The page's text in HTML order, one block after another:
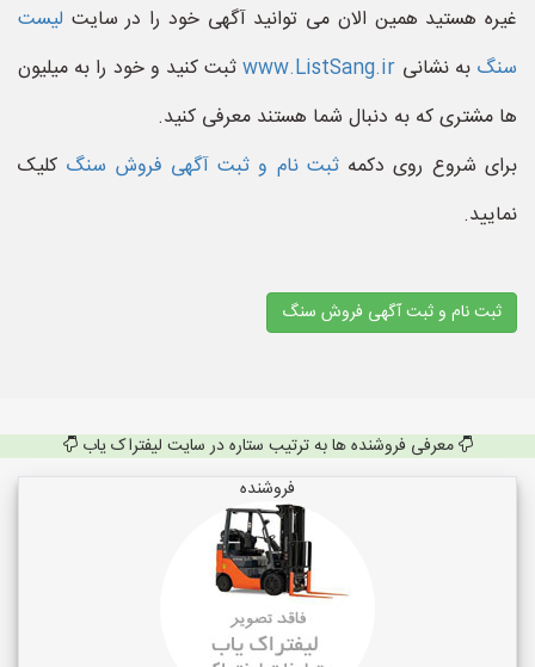
غیره هستید همین الان می توانید آگهی خود را در سایت لیست
سنگ به نشانی www.ListSang.irثبت کنید و خود را به میلیون
ها مشتری که به دنبال شما هستند معرفی کنید.
برای شروع روی دکمهثبت نام و ثبت آگهی فروش سنگ کلیک
نمایید.
ثبت نام و ثبت آگهی فروش سنگ
معرفی فروشنده ها به ترتیب ستاره در سایت لیفتراک یاب
فروشنده